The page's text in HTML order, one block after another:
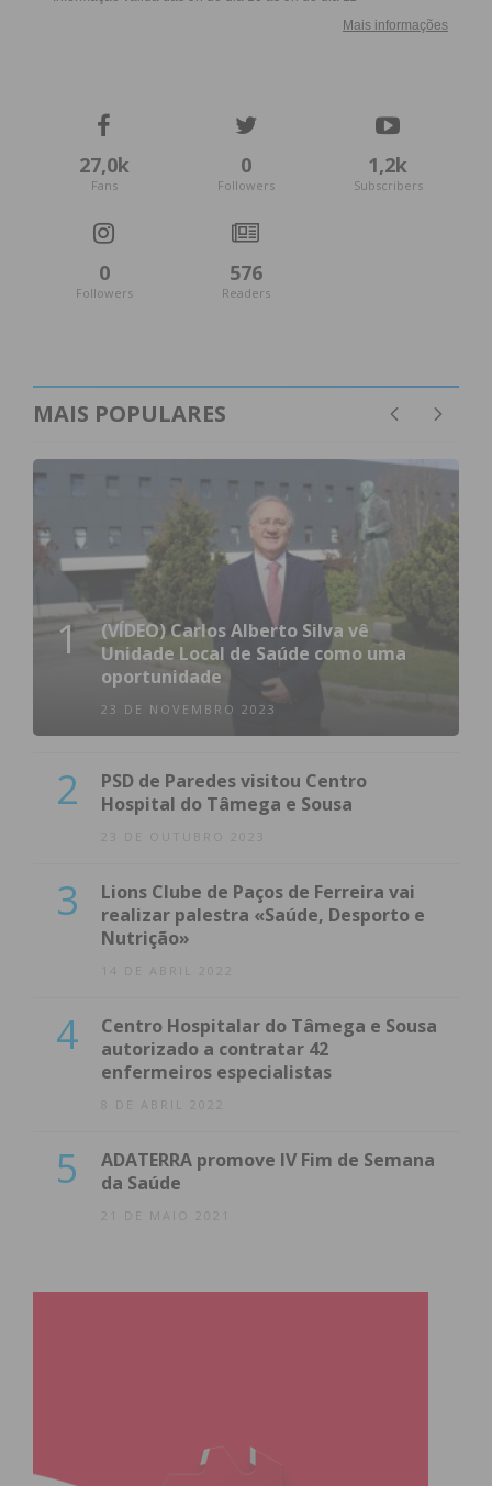
27,0k
Fans
0
Followers
1,2k
Subscribers
0
Followers
576
Readers
MAIS POPULARES
1
(VÍDEO) Carlos Alberto Silva vê
Unidade Local de Saúde como uma
oportunidade
23 DE NOVEMBRO 2023
2
PSD de Paredes visitou Centro
Hospital do Tâmega e Sousa
23 DE OUTUBRO 2023
3
Lions Clube de Paços de Ferreira vai
realizar palestra «Saúde, Desporto e
Nutrição»
14 DE ABRIL 2022
4
Centro Hospitalar do Tâmega e Sousa
autorizado a contratar 42
enfermeiros especialistas
8 DE ABRIL 2022
5
ADATERRA promove IV Fim de Semana
da Saúde
21 DE MAIO 2021